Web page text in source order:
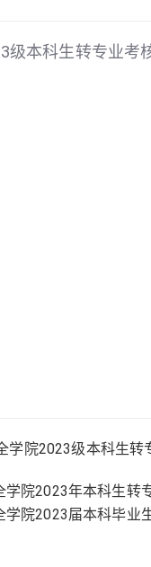
级本科生转专业考
学院2023级本科生
学院2023年本科生转
学院2023届本科毕业